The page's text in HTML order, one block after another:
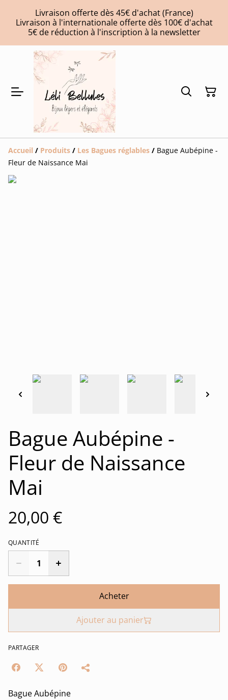
Livraison offerte dès 45€ d'achat (France)
Livraison à l'internationale offerte dès 100€ d'achat
5€ de réduction à l'inscription à la newsletter
Accueil / Produits / Les Bagues réglables / Bague Aubépine -
Fleur de Naissance Mai
Bague Aubépine -
Fleur de Naissance
Mai
20,00 €
QUANTITÉ
Acheter
Ajouter au panier
PARTAGER
Bague Aubépine